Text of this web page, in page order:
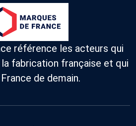
référence les acteurs qui
fabrication française et qui
de demain.